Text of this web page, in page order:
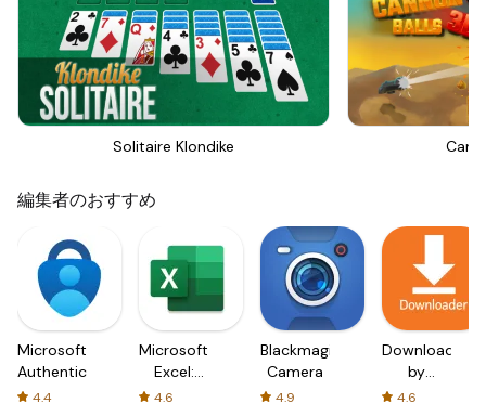
Solitaire Klondike
編集者のおすすめ
Microsoft
Authenticator
4.4
Microsoft
Excel:
Spreadsheets
4.6
Blackmagic
Camera
4.9
Downloader
by
AFTVnews
4.6